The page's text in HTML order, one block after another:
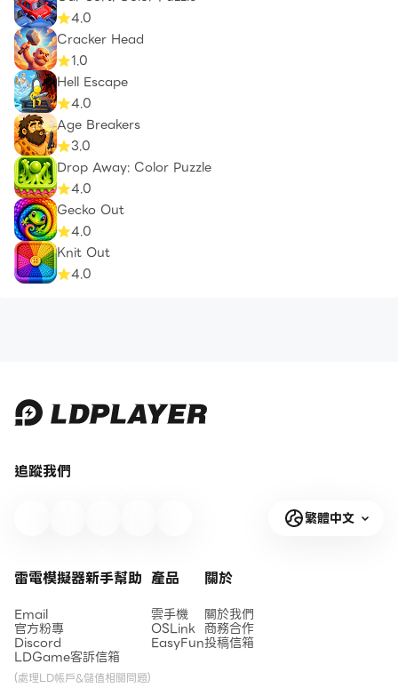
4.0
Cracker Head
1.0
Hell Escape
4.0
Age Breakers
3.0
Drop Away: Color Puzzle
4.0
Gecko Out
4.0
Knit Out
4.0
追蹤我們
繁體中文
雷電模擬器新手幫助
Email
官方粉專
Discord
LDGame客訴信箱
(處理LD帳戶&儲值相關問題)
產品
雲手機
OSLink
EasyFun
關於
關於我們
商務合作
投稿信箱